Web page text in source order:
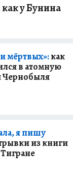
у Бунина
мёртвых»:как
в атомную
Чернобыля
я пишу
из книги